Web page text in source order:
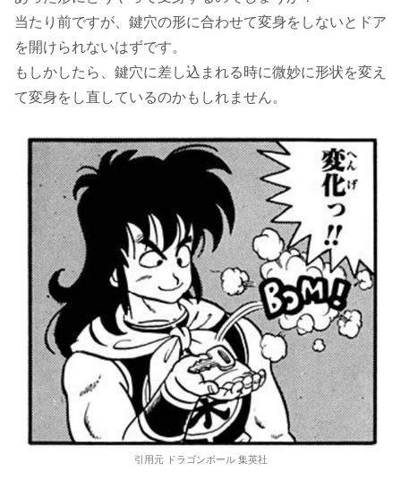
当たり前ですが、鍵穴の形に合わせて変身をしないとドア
を開けられないはずです。
もしかしたら、鍵穴に差し込まれる時に微妙に形状を変え
て変身をし直しているのかもしれません。
引用元 ドラゴンボール 集英社